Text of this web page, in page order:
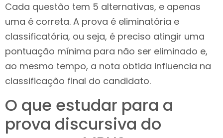
Cada questão tem 5 alternativas, e apenas
uma é correta. A prova é eliminatória e
classificatória, ou seja, é preciso atingir uma
pontuação mínima para não ser eliminado e,
ao mesmo tempo, a nota obtida influencia na
classificação final do candidato.
O que estudar para a
prova discursiva do